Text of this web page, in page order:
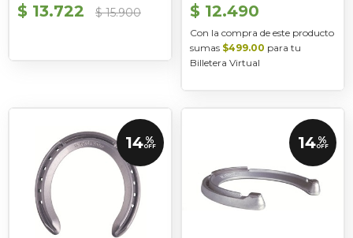
$ 13.722 $ 15.900 $ 12.490
Con la compra de este producto
sumas $499.00 para tu
Billetera Virtual
14 %
OFF 14 %
OFF